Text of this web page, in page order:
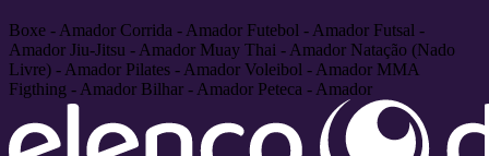
Boxe - Amador Corrida - Amador Futebol - Amador Futsal -
Amador Jiu-Jitsu - Amador Muay Thai - Amador Natação (Nado
Livre) - Amador Pilates - Amador Voleibol - Amador MMA
Figthing - Amador Bilhar - Amador Peteca - Amador